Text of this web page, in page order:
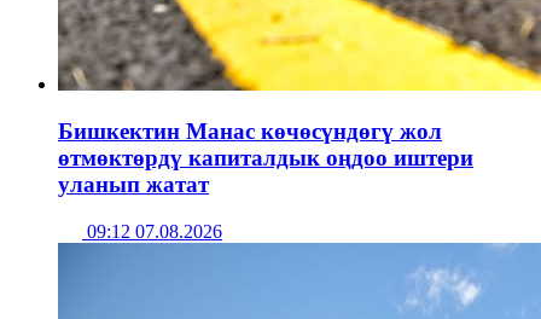
Бишкектин Манас көчөсүндөгү жол
өтмөктөрдү капиталдык оңдоо иштери
уланып жатат
09:12 07.08.2026